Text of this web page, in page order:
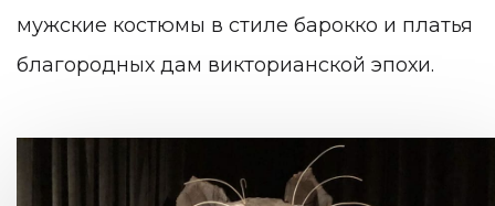
мужские костюмы в стиле барокко и платья
благородных дам викторианской эпохи.